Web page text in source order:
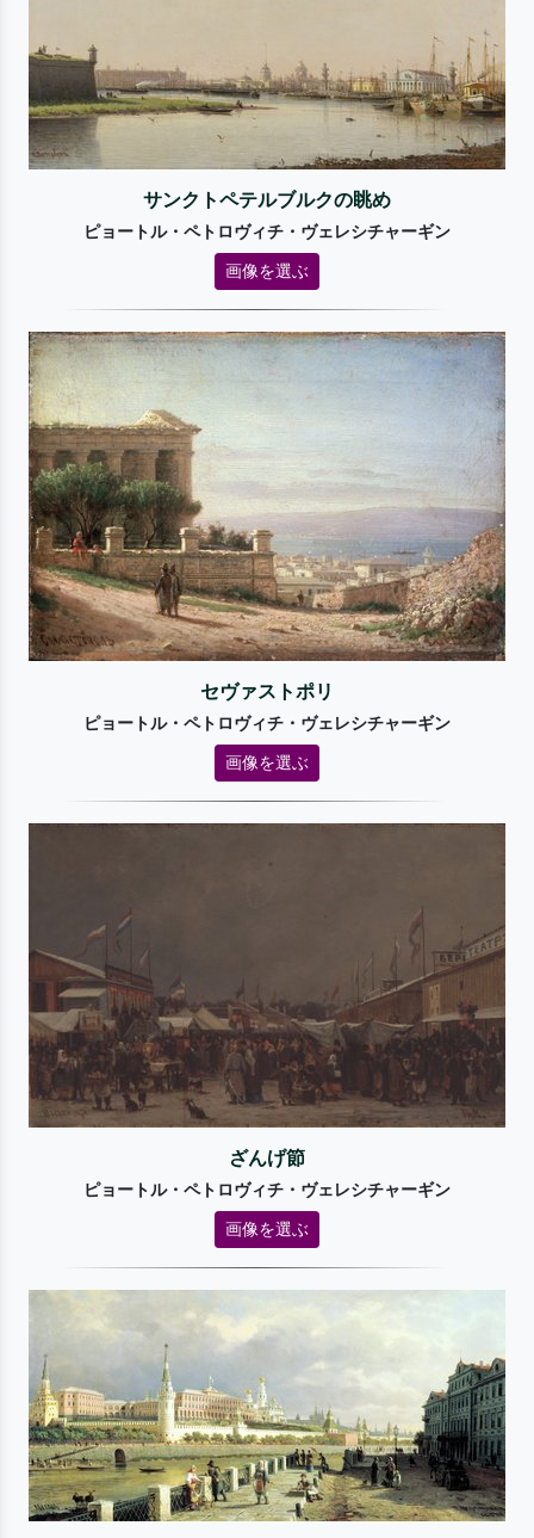
サンクトペテルブルクの眺め
ピョートル・ペトロヴィチ・ヴェレシチャーギン
画像を選ぶ
セヴァストポリ
ピョートル・ペトロヴィチ・ヴェレシチャーギン
画像を選ぶ
ざんげ節
ピョートル・ペトロヴィチ・ヴェレシチャーギン
画像を選ぶ